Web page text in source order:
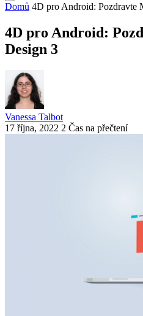
Domů 4D pro Android: Pozdravte
4D pro Android:
Design 3
Vanessa Talbot
17 října, 2022 2 Čas na přečtení